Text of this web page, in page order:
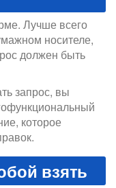
Лучше всего
носителе,
должен быть
запрос, вы
которое
взять